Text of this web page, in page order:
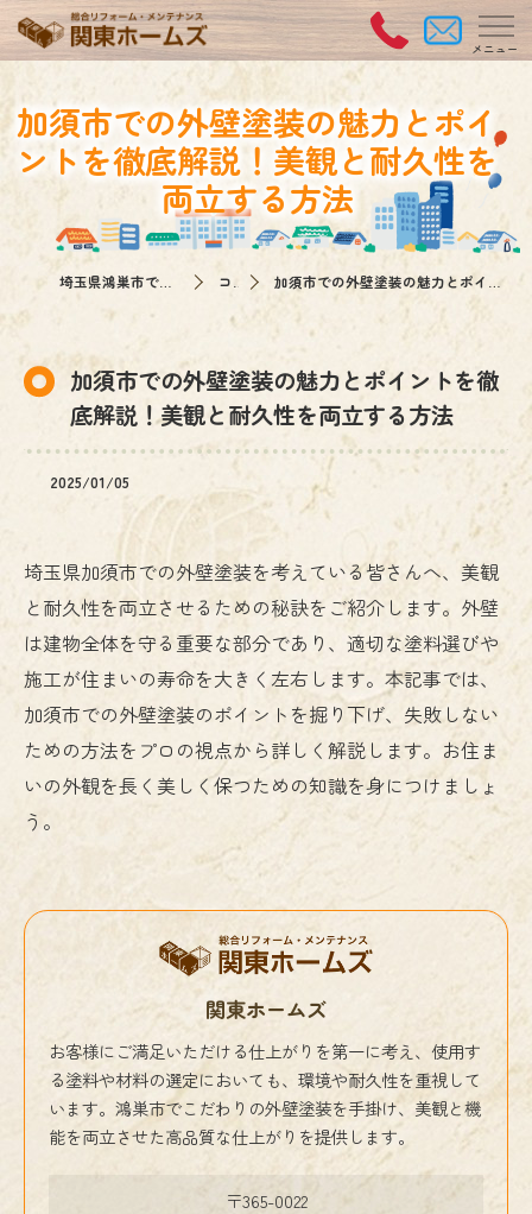
加須市での外壁塗装の魅力とポイ
ントを徹底解説！美観と耐久性を
両立する方法
コラム 加須市での外壁塗装の魅力とポイントを徹底解説！美観と耐久性を両立する方法
加須市での外壁塗装の魅力とポイントを徹
底解説！美観と耐久性を両立する方法
2025/01/05
埼玉県加須市での外壁塗装を考えている皆さんへ、美観
と耐久性を両立させるための秘訣をご紹介します。外壁
は建物全体を守る重要な部分であり、適切な塗料選びや
施工が住まいの寿命を大きく左右します。本記事では、
加須市での外壁塗装のポイントを掘り下げ、失敗しない
ための方法をプロの視点から詳しく解説します。お住ま
いの外観を長く美しく保つための知識を身につけましょ
う。
関東ホームズ
お客様にご満足いただける仕上がりを第一に考え、使用す
る塗料や材料の選定においても、環境や耐久性を重視して
います。鴻巣市でこだわりの外壁塗装を手掛け、美観と機
能を両立させた高品質な仕上がりを提供します。
〒365-0022